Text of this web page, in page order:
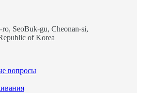
SeoBuk-gu, Cheonan-si,
of Korea
вопросы